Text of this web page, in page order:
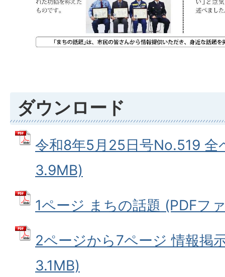
ダウンロード
令和8年5月25日号No.519 全
3.9MB)
1ページ まちの話題 (PDFフ
2ページから7ページ 情報掲
3.1MB)